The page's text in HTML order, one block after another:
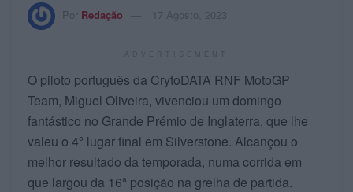
Por Redação 17 Agosto, 2023
O piloto português da CrytoDATA RNF MotoGP
Team, Miguel Oliveira, vivenciou um domingo
fantástico no Grande Prémio de Inglaterra, que lhe
valeu o 4º lugar final em Silverstone. Alcançou o
melhor resultado da temporada, numa corrida em
que largou da 16ª posição na grelha de partida.